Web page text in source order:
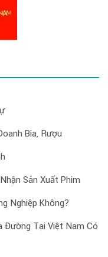
Bia, Rượu
Sản Xuất Phim
Nghiệp Không?
Đường Tại Việt Nam Có